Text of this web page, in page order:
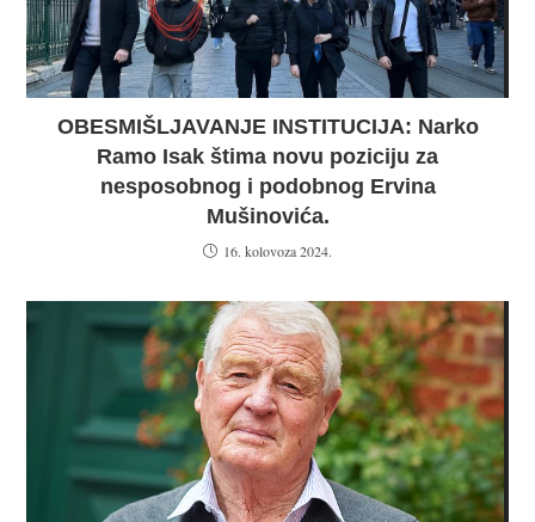
OBESMIŠLJAVANJE INSTITUCIJA: Narko
Ramo Isak štima novu poziciju za
nesposobnog i podobnog Ervina
Mušinovića.
16. kolovoza 2024.